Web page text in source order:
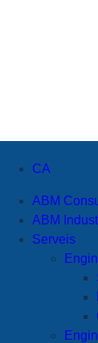
CA
ABM
ABM
Serveis